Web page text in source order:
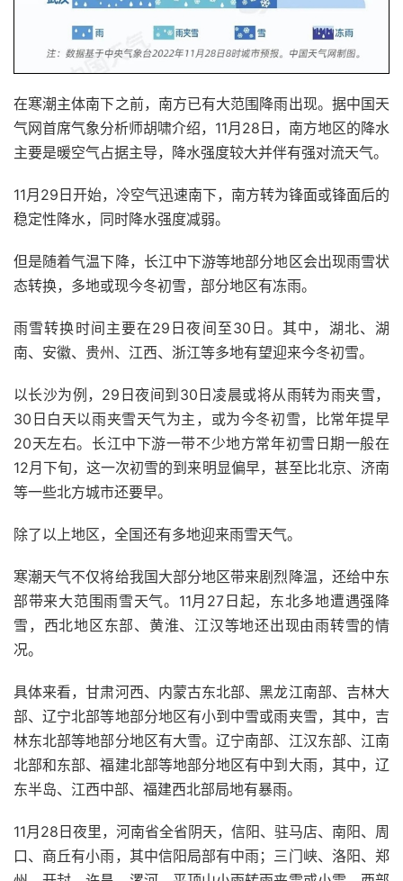
在寒潮主体南下之前，南方已有大范围降雨出现。据中国天
气网首席气象分析师胡啸介绍，11月28日，南方地区的降水
主要是暖空气占据主导，降水强度较大并伴有强对流天气。
11月29日开始，冷空气迅速南下，南方转为锋面或锋面后的
稳定性降水，同时降水强度减弱。
但是随着气温下降，长江中下游等地部分地区会出现雨雪状
态转换，多地或现今冬初雪，部分地区有冻雨。
雨雪转换时间主要在29日夜间至30日。其中，湖北、湖
南、安徽、贵州、江西、浙江等多地有望迎来今冬初雪。
以长沙为例，29日夜间到30日凌晨或将从雨转为雨夹雪，
30日白天以雨夹雪天气为主，或为今冬初雪，比常年提早
20天左右。长江中下游一带不少地方常年初雪日期一般在
12月下旬，这一次初雪的到来明显偏早，甚至比北京、济南
等一些北方城市还要早。
除了以上地区，全国还有多地迎来雨雪天气。
寒潮天气不仅将给我国大部分地区带来剧烈降温，还给中东
部带来大范围雨雪天气。11月27日起，东北多地遭遇强降
雪，西北地区东部、黄淮、江汉等地还出现由雨转雪的情
况。
具体来看，甘肃河西、内蒙古东北部、黑龙江南部、吉林大
部、辽宁北部等地部分地区有小到中雪或雨夹雪，其中，吉
林东北部等地部分地区有大雪。辽宁南部、江汉东部、江南
北部和东部、福建北部等地部分地区有中到大雨，其中，辽
东半岛、江西中部、福建西北部局地有暴雨。
11月28日夜里，河南省全省阴天，信阳、驻马店、南阳、周
口、商丘有小雨，其中信阳局部有中雨；三门峡、洛阳、郑